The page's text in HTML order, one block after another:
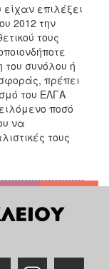
επιλέξει
2012 την
τους
του συνόλου ή
πρέπει
του ΕΛΓΑ
ποσό
να
τους